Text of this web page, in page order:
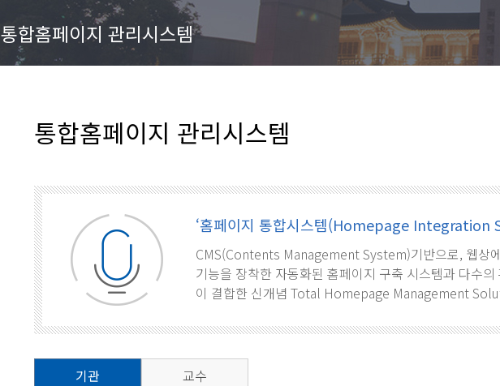
통합홈페이지 관리시스템
통합홈페이지 관리시스템
‘홈페이지 통합시스템(Homepage Integration
CMS(Contents Management System)기반으로, 웹상
기능을 장착한 자동화된 홈페이지 구축 시스템과 다수
이 결합한 신개념 Total Homepage Management
기관 교수